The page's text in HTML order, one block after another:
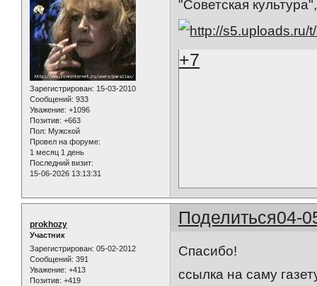
Зарегистрирован: 15-03-2010
Сообщений: 933
Уважение: +1096
Позитив: +663
Пол: Мужской
Провел на форуме:
1 месяц 1 день
Последний визит:
15-06-2026 13:13:31
"Советская
+7
Поделиться04-
prokhozy
Участник
Зарегистрирован: 05-02-2012
Сообщений: 391
Уважение: +413
Позитив: +419
Спасибо!
ссылка на саму